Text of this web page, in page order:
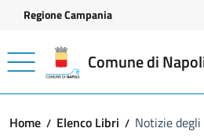
Vai ai contenuti
Vai al footer
Regione Campania
Comune di
Home Elenco Libri Notizie degli